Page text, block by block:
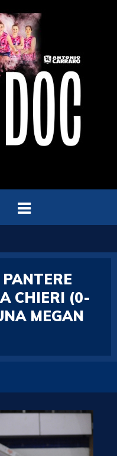
CHIERI (0-
MEGAN